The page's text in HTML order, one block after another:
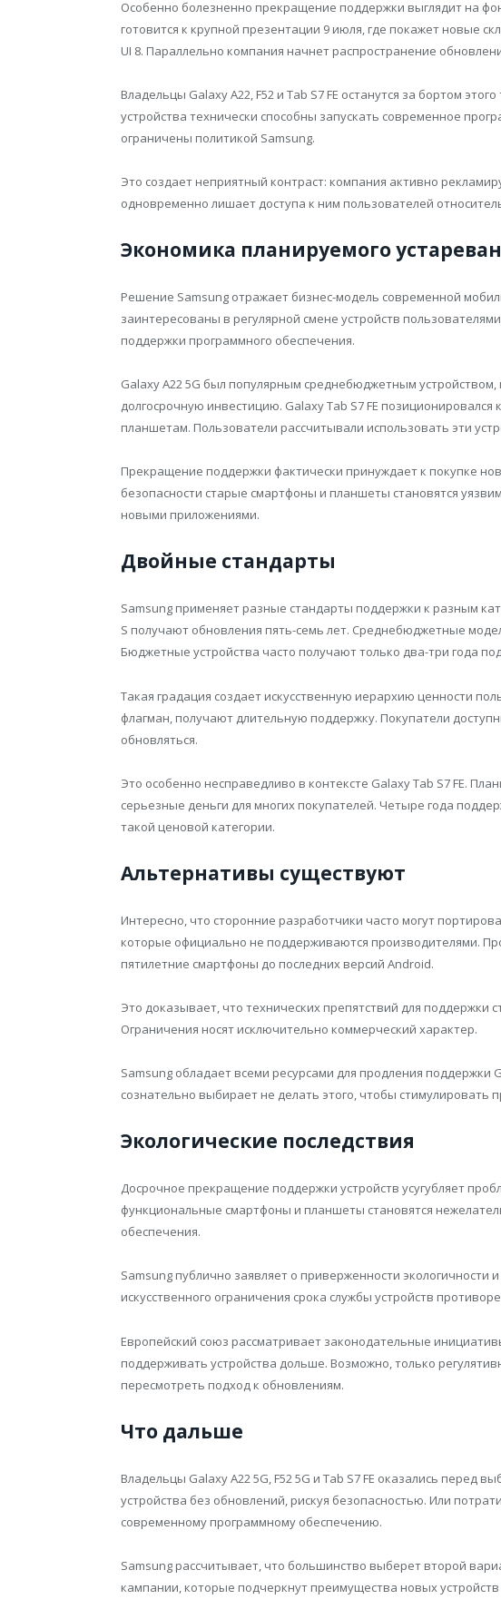
Особенно болезненно прекращение поддержки выглядит на
готовится к крупной презентации 9 июля, где покажет новые
UI 8. Параллельно компания начнет распространение
Владельцы Galaxy A22, F52 и Tab S7 FE останутся за бортом
устройства технически способны запускать современное
ограничены политикой Samsung.
Это создает неприятный контраст: компания активно
одновременно лишает доступа к ним пользователей
Экономика планируемого
Решение Samsung отражает бизнес-модель современной
заинтересованы в регулярной смене устройств
поддержки программного обеспечения.
Galaxy A22 5G был популярным среднебюджетным устройством,
долгосрочную инвестицию. Galaxy Tab S7 FE
планшетам. Пользователи рассчитывали использовать эти
Прекращение поддержки фактически принуждает к покупке
безопасности старые смартфоны и планшеты становятся
новыми приложениями.
Двойные стандарты
Samsung применяет разные стандарты поддержки к разным
S получают обновления пять-семь лет. Среднебюджетные
Бюджетные устройства часто получают только два-три года
Такая градация создает искусственную иерархию ценности
флагман, получают длительную поддержку. Покупатели
обновляться.
Это особенно несправедливо в контексте Galaxy Tab S7 FE.
серьезные деньги для многих покупателей. Четыре года
такой ценовой категории.
Альтернативы существуют
Интересно, что сторонние разработчики часто могут
которые официально не поддерживаются производителями.
пятилетние смартфоны до последних версий Android.
Это доказывает, что технических препятствий для поддержки
Ограничения носят исключительно коммерческий характер.
Samsung обладает всеми ресурсами для продления поддержки
сознательно выбирает не делать этого, чтобы стимулировать
Экологические последствия
Досрочное прекращение поддержки устройств усугубляет
функциональные смартфоны и планшеты становятся
обеспечения.
Samsung публично заявляет о приверженности экологичности
искусственного ограничения срока службы устройств
Европейский союз рассматривает законодательные
поддерживать устройства дольше. Возможно, только
пересмотреть подход к обновлениям.
Что дальше
Владельцы Galaxy A22 5G, F52 5G и Tab S7 FE оказались перед
устройства без обновлений, рискуя безопасностью. Или
современному программному обеспечению.
Samsung рассчитывает, что большинство выберет второй
кампании, которые подчеркнут преимущества новых устройств